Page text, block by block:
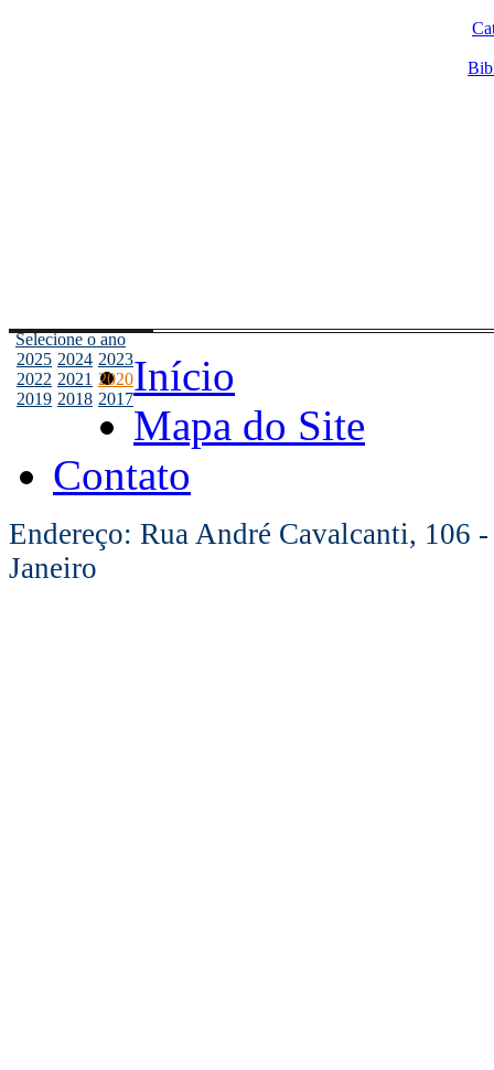
Selecione o ano
2025 2024 2023
2022 2021 2020
2019 2018 2017Início
Mapa do Site
Contato
Endereço: Rua André Cavalcanti, 106
Janeiro